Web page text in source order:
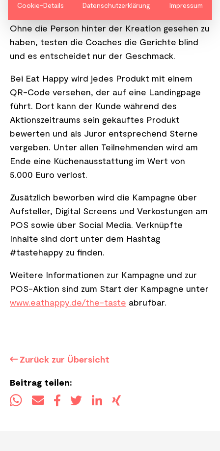
Ohne die Person hinter der Kreation gesehen zu
haben, testen die Coaches die Gerichte blind
und es entscheidet nur der Geschmack.
Bei Eat Happy wird jedes Produkt mit einem
QR-Code versehen, der auf eine Landingpage
führt. Dort kann der Kunde während des
Aktionszeitraums sein gekauftes Produkt
bewerten und als Juror entsprechend Sterne
vergeben. Unter allen Teilnehmenden wird am
Ende eine Küchenausstattung im Wert von
5.000 Euro verlost.
Zusätzlich beworben wird die Kampagne über
Aufsteller, Digital Screens und Verkostungen am
POS sowie über Social Media. Verknüpfte
Inhalte sind dort unter dem Hashtag
#tastehappy zu finden.
Weitere Informationen zur Kampagne und zur
POS-Aktion sind zum Start der Kampagne unter
www.eathappy.de/the-taste abrufbar.
Zurück zur Übersicht
Beitrag teilen:
Cookie-Details Datenschutzerklärung Impressum